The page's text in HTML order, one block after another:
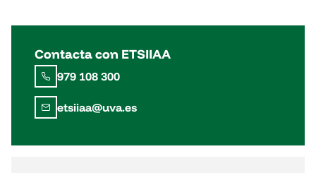
Contacta con ETSIIAA
979 108 300
etsiiaa@uva.es